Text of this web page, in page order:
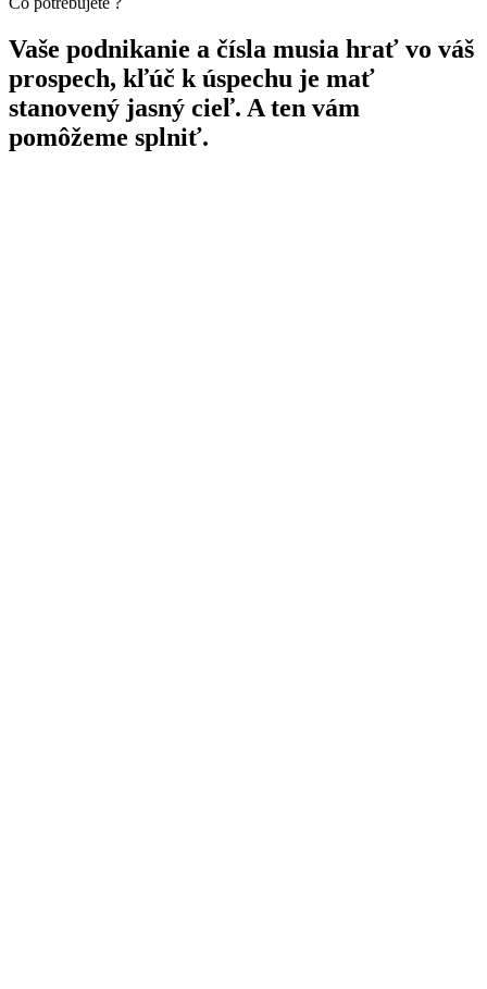
Vaše podnikanie a čísla musia hrať vo váš
prospech, kľúč k úspechu je mať
stanovený jasný cieľ. A ten vám
pomôžeme splniť.